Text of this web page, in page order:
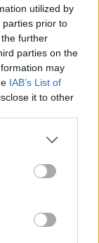
utilized by
parties prior to
further
parties on the
may
IAB’s List of
it to other
more Google
may click to
party tags to
below Google